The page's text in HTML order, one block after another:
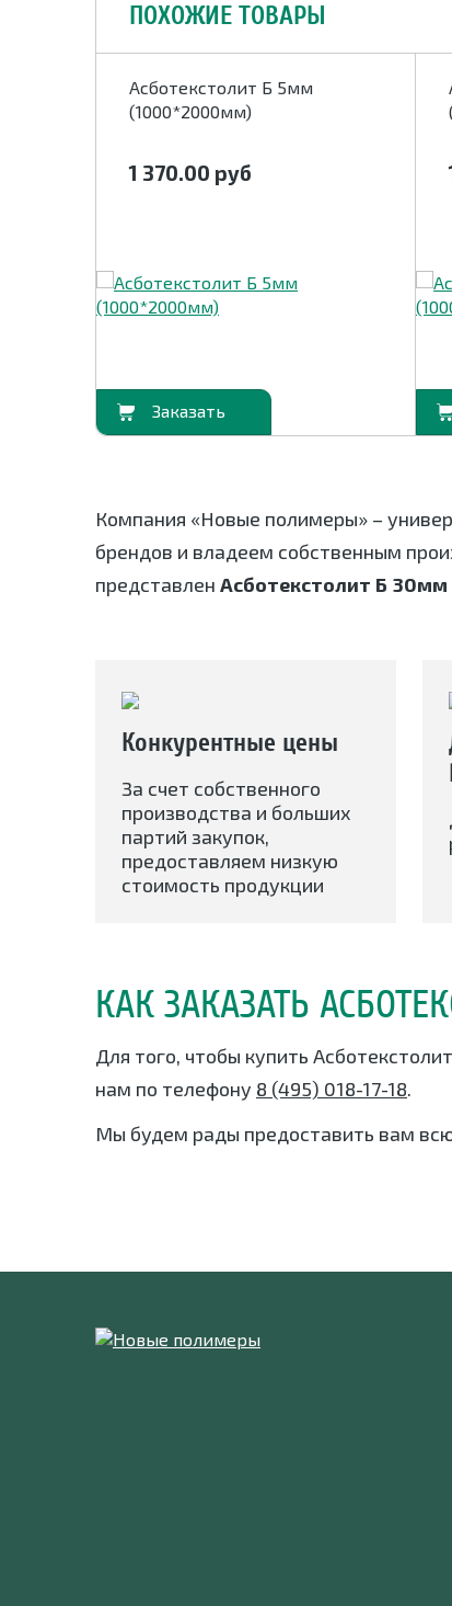
ПОХОЖИЕ ТОВАРЫ
Асботекстолит Б 5мм
(1000*2000мм)
1 370.00 руб
В корзину В корзину
Компания «Новые полимеры» –
брендов и владеем собственным
представлен Асботекстолит Б
Конкурентные цены
За счет собственного
производства и больших
партий закупок,
предоставляем низкую
стоимость продукции
КАК ЗАКАЗАТЬ
Для того, чтобы купить
нам по телефону 8 (495) 018-17-18.
Мы будем рады предоставить вам